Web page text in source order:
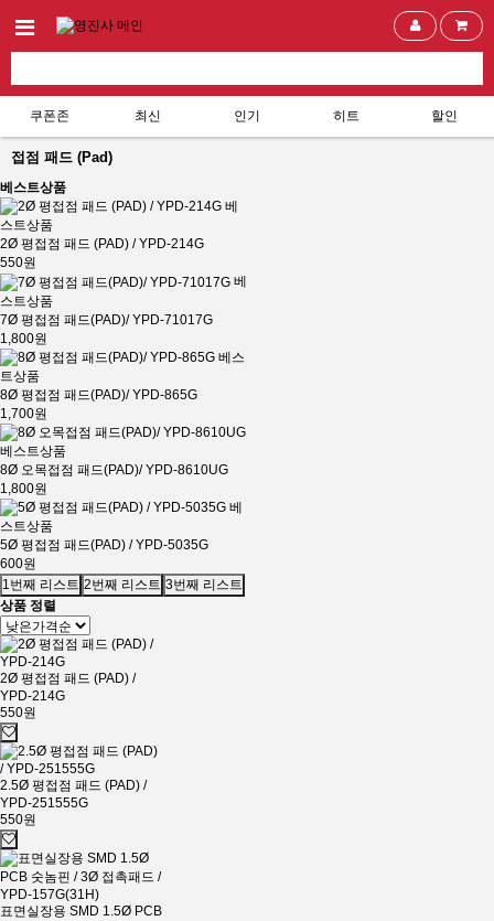
쿠폰존 최신 인기 히트 할인
접점 패드 (Pad)
베스트상품
베
스트상품
2Ø 평접점 패드 (PAD) / YPD-214G
550원
베
스트상품
7Ø 평접점 패드(PAD)/ YPD-71017G
1,800원
베스
트상품
8Ø 평접점 패드(PAD)/ YPD-865G
1,700원
베스트상품
8Ø 오목접점 패드(PAD)/ YPD-8610UG
1,800원
베
스트상품
5Ø 평접점 패드(PAD) / YPD-5035G
600원
1번째 리스트 2번째 리스트 3번째 리스트
상품 정렬
2Ø 평접점 패드 (PAD) /
YPD-214G
550원
2.5Ø 평접점 패드 (PAD) /
YPD-251555G
550원
표면실장용 SMD 1.5Ø PCB